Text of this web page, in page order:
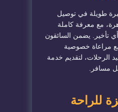
طويلة في توصيل
مع معرفة كاملة
تأخير. يضمن السائقون
مراعاة خصوصية
الرحلات، لتقديم خدمة
مسافر.
للراحة